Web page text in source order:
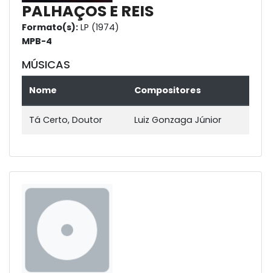
PALHAÇOS E REIS
Formato(s): LP (1974)
MPB-4
MÚSICAS
Nome Compositores
Tá Certo, Doutor Luiz Gonzaga Júnior